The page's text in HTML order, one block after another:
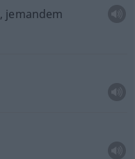
, jemandem